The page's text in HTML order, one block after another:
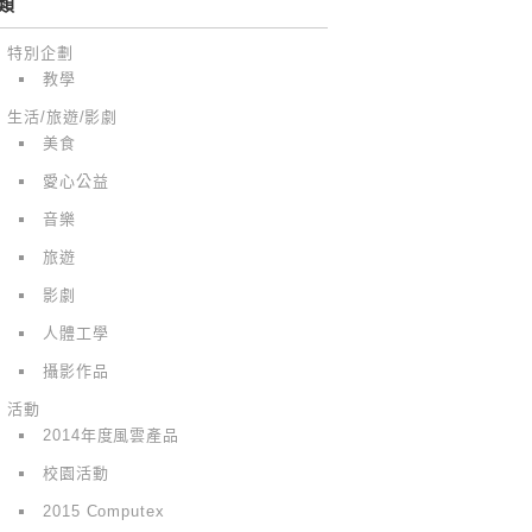
特別企劃
教學
生活/旅遊/影劇
美食
愛心公益
音樂
旅遊
影劇
人體工學
攝影作品
活動
2014年度風雲產品
校園活動
2015 Computex